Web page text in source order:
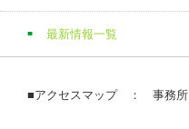
最新情報一覧
■アクセスマップ ： 事務所